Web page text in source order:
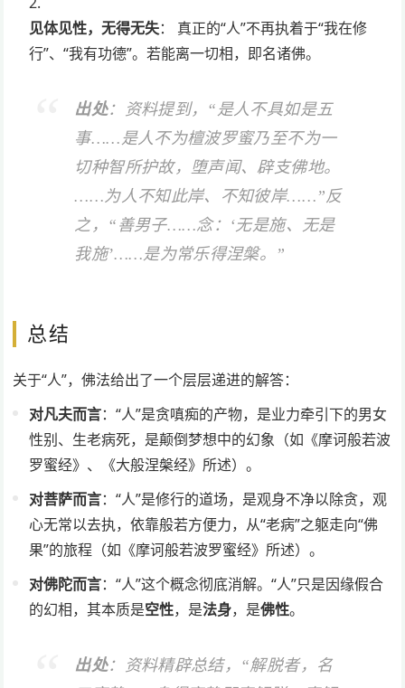
见体见性，无得无失： 真正的“人”不再执着于“我在修
行”、“我有功德”。若能离一切相，即名诸佛。
出处：资料提到，“是人不具如是五
事……是人不为檀波罗蜜乃至不为一
切种智所护故，堕声闻、辟支佛地。
……为人不知此岸、不知彼岸……”反
之，“善男子……念：‘无是施、无是
我施’……是为常乐得涅槃。”
总结
关于“人”，佛法给出了一个层层递进的解答：
对凡夫而言：“人”是贪嗔痴的产物，是业力牵引下的男女
性别、生老病死，是颠倒梦想中的幻象（如《摩诃般若波
罗蜜经》、《大般涅槃经》所述）。
对菩萨而言：“人”是修行的道场，是观身不净以除贪，观
心无常以去执，依靠般若方便力，从“老病”之躯走向“佛
果”的旅程（如《摩诃般若波罗蜜经》所述）。
对佛陀而言：“人”这个概念彻底消解。“人”只是因缘假合
的幻相，其本质是空性，是法身，是佛性。
出处：资料精辟总结，“解脱者，名